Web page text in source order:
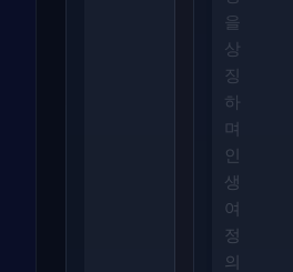
을
상
징
하
며
인
생
여
정
의